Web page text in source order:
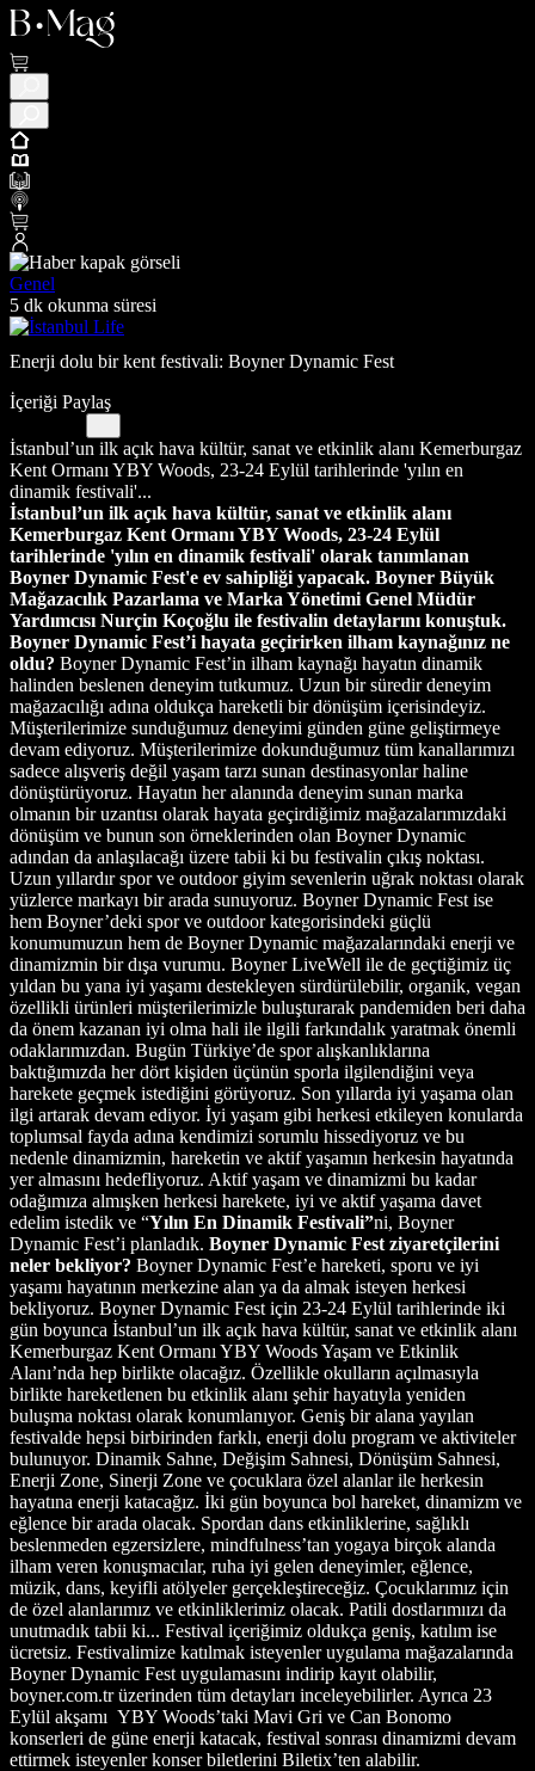
Genel
5 dk okunma süresi
Enerji dolu bir kent festivali: Boyner Dynamic Fest
İçeriği Paylaş
İstanbul’un ilk açık hava kültür, sanat ve etkinlik alanı Kemerburgaz
Kent Ormanı YBY Woods, 23-24 Eylül tarihlerinde 'yılın en
dinamik festivali'...
İstanbul’un ilk açık hava kültür, sanat ve etkinlik alanı
Kemerburgaz Kent Ormanı YBY Woods, 23-24 Eylül
tarihlerinde 'yılın en dinamik festivali' olarak tanımlanan
Boyner Dynamic Fest'e ev sahipliği yapacak. Boyner Büyük
Mağazacılık Pazarlama ve Marka Yönetimi Genel Müdür
Yardımcısı Nurçin Koçoğlu ile festivalin detaylarını konuştuk.
Boyner Dynamic Fest’i hayata geçirirken ilham kaynağınız ne
oldu? Boyner Dynamic Fest’in ilham kaynağı hayatın dinamik
halinden beslenen deneyim tutkumuz. Uzun bir süredir deneyim
mağazacılığı adına oldukça hareketli bir dönüşüm içerisindeyiz.
Müşterilerimize sunduğumuz deneyimi günden güne geliştirmeye
devam ediyoruz. Müşterilerimize dokunduğumuz tüm kanallarımızı
sadece alışveriş değil yaşam tarzı sunan destinasyonlar haline
dönüştürüyoruz. Hayatın her alanında deneyim sunan marka
olmanın bir uzantısı olarak hayata geçirdiğimiz mağazalarımızdaki
dönüşüm ve bunun son örneklerinden olan Boyner Dynamic
adından da anlaşılacağı üzere tabii ki bu festivalin çıkış noktası.
Uzun yıllardır spor ve outdoor giyim sevenlerin uğrak noktası olarak
yüzlerce markayı bir arada sunuyoruz. Boyner Dynamic Fest ise
hem Boyner’deki spor ve outdoor kategorisindeki güçlü
konumumuzun hem de Boyner Dynamic mağazalarındaki enerji ve
dinamizmin bir dışa vurumu. Boyner LiveWell ile de geçtiğimiz üç
yıldan bu yana iyi yaşamı destekleyen sürdürülebilir, organik, vegan
özellikli ürünleri müşterilerimizle buluşturarak pandemiden beri daha
da önem kazanan iyi olma hali ile ilgili farkındalık yaratmak önemli
odaklarımızdan. Bugün Türkiye’de spor alışkanlıklarına
baktığımızda her dört kişiden üçünün sporla ilgilendiğini veya
harekete geçmek istediğini görüyoruz. Son yıllarda iyi yaşama olan
ilgi artarak devam ediyor. İyi yaşam gibi herkesi etkileyen konularda
toplumsal fayda adına kendimizi sorumlu hissediyoruz ve bu
nedenle dinamizmin, hareketin ve aktif yaşamın herkesin hayatında
yer almasını hedefliyoruz. Aktif yaşam ve dinamizmi bu kadar
odağımıza almışken herkesi harekete, iyi ve aktif yaşama davet
edelim istedik ve “Yılın En Dinamik Festivali”ni, Boyner
Dynamic Fest’i planladık. Boyner Dynamic Fest ziyaretçilerini
neler bekliyor? Boyner Dynamic Fest’e hareketi, sporu ve iyi
yaşamı hayatının merkezine alan ya da almak isteyen herkesi
bekliyoruz. Boyner Dynamic Fest için 23-24 Eylül tarihlerinde iki
gün boyunca İstanbul’un ilk açık hava kültür, sanat ve etkinlik alanı
Kemerburgaz Kent Ormanı YBY Woods Yaşam ve Etkinlik
Alanı’nda hep birlikte olacağız. Özellikle okulların açılmasıyla
birlikte hareketlenen bu etkinlik alanı şehir hayatıyla yeniden
buluşma noktası olarak konumlanıyor. Geniş bir alana yayılan
festivalde hepsi birbirinden farklı, enerji dolu program ve aktiviteler
bulunuyor. Dinamik Sahne, Değişim Sahnesi, Dönüşüm Sahnesi,
Enerji Zone, Sinerji Zone ve çocuklara özel alanlar ile herkesin
hayatına enerji katacağız. İki gün boyunca bol hareket, dinamizm ve
eğlence bir arada olacak. Spordan dans etkinliklerine, sağlıklı
beslenmeden egzersizlere, mindfulness’tan yogaya birçok alanda
ilham veren konuşmacılar, ruha iyi gelen deneyimler, eğlence,
müzik, dans, keyifli atölyeler gerçekleştireceğiz. Çocuklarımız için
de özel alanlarımız ve etkinliklerimiz olacak. Patili dostlarımıızı da
unutmadık tabii ki... Festival içeriğimiz oldukça geniş, katılım ise
ücretsiz. Festivalimize katılmak isteyenler uygulama mağazalarında
Boyner Dynamic Fest uygulamasını indirip kayıt olabilir,
boyner.com.tr üzerinden tüm detayları inceleyebilirler. Ayrıca 23
Eylül akşamı YBY Woods’taki Mavi Gri ve Can Bonomo
konserleri de güne enerji katacak, festival sonrası dinamizmi devam
ettirmek isteyenler konser biletlerini Biletix’ten alabilir.